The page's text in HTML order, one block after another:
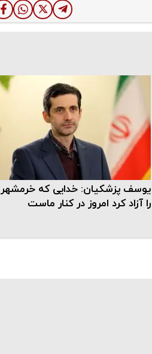
یوسف پزشکیان: خدایی که خرمشهر
را آزاد کرد امروز در کنار ماست